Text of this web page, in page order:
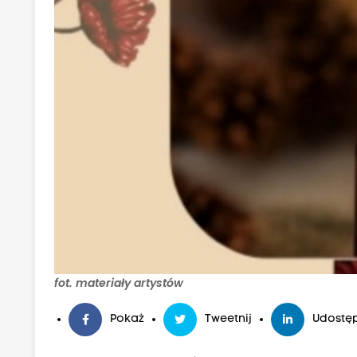
fot. materiały artystów
Pokaż Tweetnij